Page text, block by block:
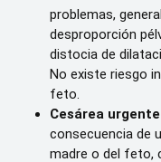
problemas,
desproporción
distocia de
No existe riesgo
feto.
Cesárea
consecuencia de
madre o del feto,